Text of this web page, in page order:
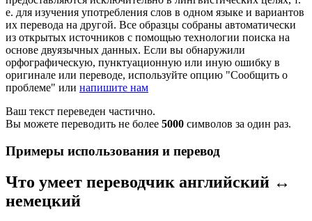
е. для изучения употребления слов в одном языке и вариантов
их перевода на другой. Все образцы собраны автоматически
из открытых источников с помощью технологии поиска на
основе двуязычных данных. Если вы обнаружили
орфографическую, пунктуационную или иную ошибку в
оригинале или переводе, используйте опцию "Сообщить о
проблеме" или напишите нам
Ваш текст переведен частично.
Вы можете переводить не более 5000 символов за один раз.
Примеры использования и перевод
Что умеет переводчик английский ↔
немецкий